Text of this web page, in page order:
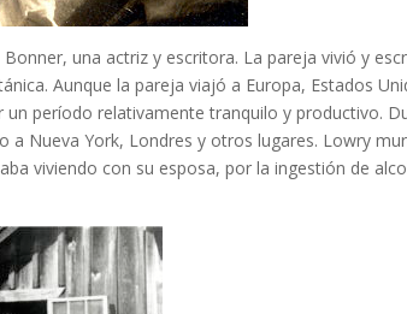
una actriz y escritora. La pareja vivió y
Aunque la pareja viajó a Europa, Estados
período relativamente tranquilo y productivo.
Nueva York, Londres y otros lugares. Lowry
viviendo con su esposa, por la ingestión de